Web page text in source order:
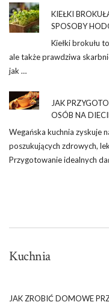
KIEŁKI
SPOSOBY
Kiełki brokułu
ale także prawdziwa
jak …
JAK
OSÓB NA
Wegańska kuchnia zyskuje
poszukujących zdrowych,
Przygotowanie idealnych
Kuchnia
JAK ZROBIĆ DOMOWE